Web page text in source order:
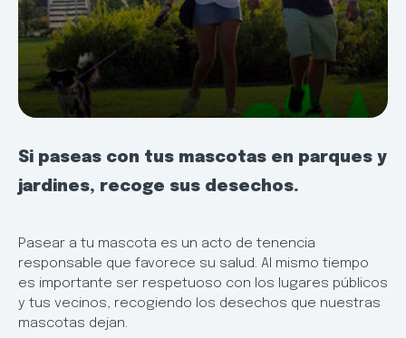
Si paseas con tus mascotas en parques y
jardines, recoge sus desechos.
Pasear a tu mascota es un acto de tenencia
responsable que favorece su salud. Al mismo tiempo
es importante ser respetuoso con los lugares públicos
y tus vecinos, recogiendo los desechos que nuestras
mascotas dejan.